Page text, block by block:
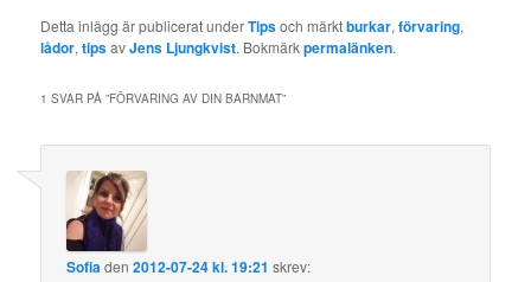
Detta inlägg är publicerat underTipsoch märktburkar,förvaring,
lådor,tipsavJens Ljungkvist. Bokmärkpermalänken.
1 SVAR PÅ ”FÖRVARING AV DIN BARNMAT”
Sofiaden2012-07-24 kl. 19:21 skrev: